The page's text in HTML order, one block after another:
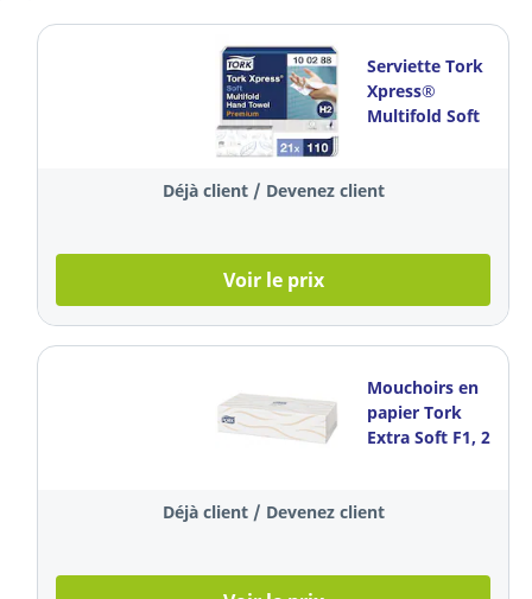
Serviette Tork
Xpress®
Multifold Soft
x 110
Déjà client / Devenez client
Voir le prix
Mouchoirs en
papier Tork
Extra Soft F1, 2
mouchoirs
Déjà client / Devenez client